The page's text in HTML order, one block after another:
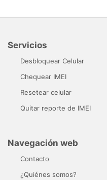
Servicios
Desbloquear Celular
Chequear IMEI
Resetear celular
Quitar reporte de IMEI
Navegación web
Contacto
¿Quiénes somos?